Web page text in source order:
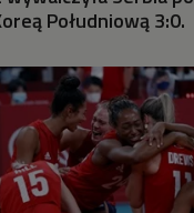
Południową 3:0.